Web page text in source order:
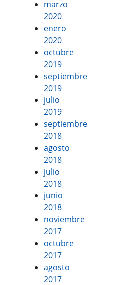
marzo
2020
enero
2020
octubre
2019
septiembre
2019
julio
2019
septiembre
2018
agosto
2018
julio
2018
junio
2018
noviembre
2017
octubre
2017
agosto
2017